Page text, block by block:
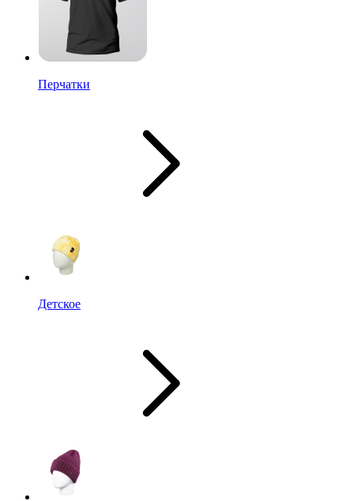
Перчатки
Детское